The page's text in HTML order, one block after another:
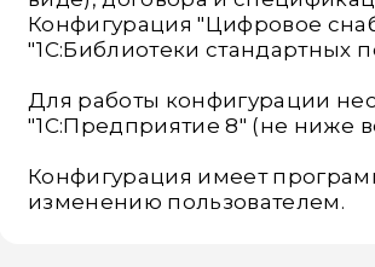
Конфигурация "Цифровое
"1С:Библиотеки стандартных
Для работы конфигурации
"1С:Предприятие 8" (не ниже
Конфигурация имеет
изменению пользователем.